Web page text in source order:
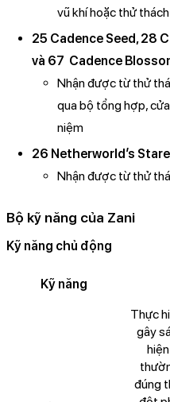
vũ khí hoặc thử
25 Cadence Seed, 28
và 67 Cadence
Nhận được từ thử
qua bộ tổng hợp,
niệm
26 Netherworld’s Stare
Nhận được từ thử
Bộ kỹ năng của Zani
Kỹ năng chủ động
Kỹ năng
Thực
gây
đúng